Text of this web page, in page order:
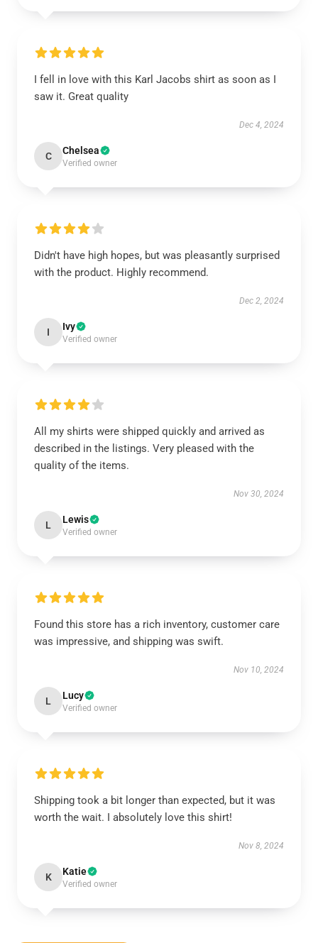
I fell in love with this Karl Jacobs shirt as soon as I
saw it. Great quality
Dec 4, 2024
C Chelsea
Verified owner
Didn't have high hopes, but was pleasantly surprised
with the product. Highly recommend.
Dec 2, 2024
I Ivy
Verified owner
All my shirts were shipped quickly and arrived as
described in the listings. Very pleased with the
quality of the items.
Nov 30, 2024
L Lewis
Verified owner
Found this store has a rich inventory, customer care
was impressive, and shipping was swift.
Nov 10, 2024
L Lucy
Verified owner
Shipping took a bit longer than expected, but it was
worth the wait. I absolutely love this shirt!
Nov 8, 2024
K Katie
Verified owner